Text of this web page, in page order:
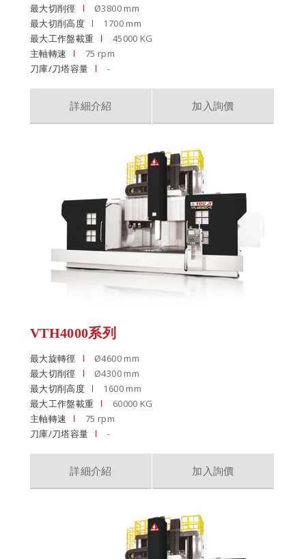
最大切削徑
Ø3800 mm
最大切削高度
1700 mm
最大工作盤載重
45000 KG
主軸轉速
75 rpm
刀庫/刀塔容量
-
詳細介紹 加入詢價
VTH4000系列
最大旋轉徑
Ø4600 mm
最大切削徑
Ø4300 mm
最大切削高度
1600 mm
最大工作盤載重
60000 KG
主軸轉速
75 rpm
刀庫/刀塔容量
-
詳細介紹 加入詢價